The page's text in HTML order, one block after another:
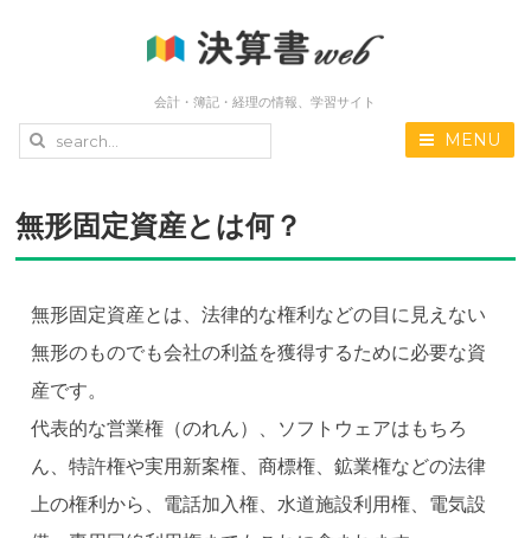
会計・簿記・経理の情報、学習サイト
MENU
無形固定資産とは何？
無形固定資産とは、法律的な権利などの目に見えない
無形のものでも会社の利益を獲得するために必要な資
産です。
代表的な営業権（のれん）、ソフトウェアはもちろ
ん、特許権や実用新案権、商標権、鉱業権などの法律
上の権利から、電話加入権、水道施設利用権、電気設